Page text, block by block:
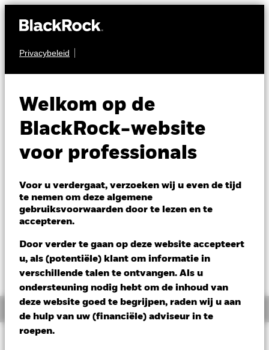
Privacybeleid
Welkom op de
BlackRock-website
voor professionals
Voor u verdergaat, verzoeken wij u even de tijd
te nemen om deze algemene
gebruiksvoorwaarden door te lezen en te
accepteren.
Door verder te gaan op deze website accepteert
u, als (potentiële) klant om informatie in
verschillende talen te ontvangen. Als u
ondersteuning nodig hebt om de inhoud van
deze website goed te begrijpen, raden wij u aan
de hulp van uw (financiële) adviseur in te
roepen.
OBLIGATIES
Bond Fund
NAV per 07/aug/2026
USD 10,16
Verandering NAV 1 dag per 07/aug/2026
USD 0,01 (0,10%)
Overzicht